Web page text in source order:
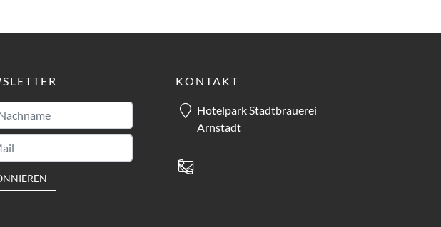
KONTAKT
Hotelpark Stadtbrauerei
Arnstadt